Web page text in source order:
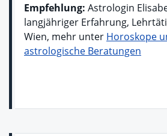
Empfehlung: Astrologin
langjähriger Erfahrung,
Wien, mehr unter Horoskope
astrologische Beratungen